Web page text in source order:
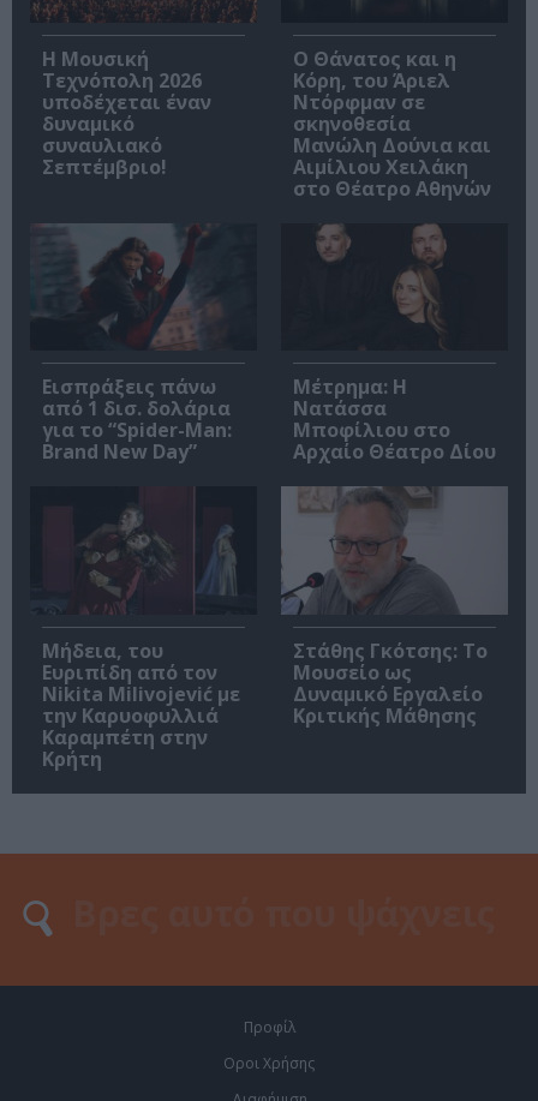
Η Μουσική
Τεχνόπολη 2026
υποδέχεται έναν
δυναμικό
συναυλιακό
Σεπτέμβριο!
Ο Θάνατος και η
Κόρη, του Άριελ
Ντόρφμαν σε
σκηνοθεσία
Μανώλη Δούνια και
Αιμίλιου Χειλάκη
στο Θέατρο Αθηνών
Εισπράξεις πάνω
από 1 δισ. δολάρια
για το “Spider-Man:
Brand New Day”
Μέτρημα: Η
Νατάσσα
Μποφίλιου στο
Αρχαίο Θέατρο Δίου
Μήδεια, του
Ευριπίδη από τον
Nikita Milivojević με
την Καρυοφυλλιά
Καραμπέτη στην
Κρήτη
Στάθης Γκότσης: Το
Μουσείο ως
Δυναμικό Εργαλείο
Κριτικής Μάθησης
Προφίλ
Οροι Χρήσης